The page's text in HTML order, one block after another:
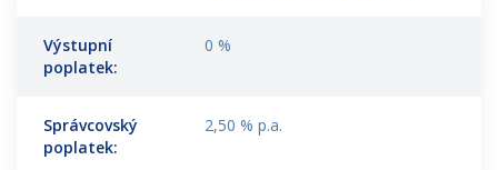
Výstupní
poplatek:
0 %
Správcovský
poplatek:
2,50 % p.a.